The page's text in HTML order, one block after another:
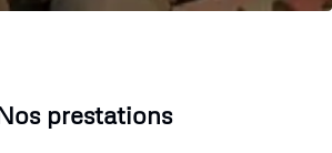
prestations